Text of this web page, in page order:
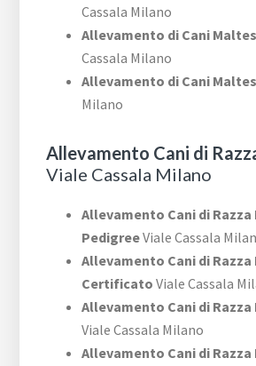
Cassala Milano
Allevamento di Cani
Cassala Milano
Allevamento di Cani
Milano
Allevamento Cani di
Viale Cassala Milano
Allevamento Cani di
PedigreeViale Cassala
Allevamento Cani di
Certificato Viale Cassala
Allevamento Cani di
Viale Cassala Milano
Allevamento Cani di